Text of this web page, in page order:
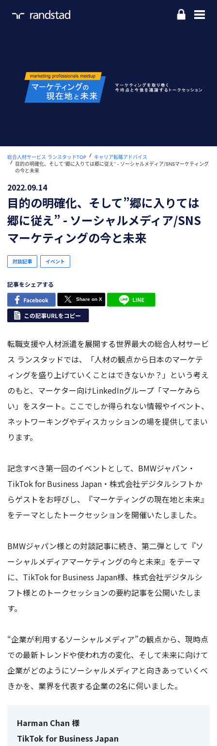
Home
ランスタッドについて
採用情報
総合人材サービス ランスタッドTOP
キャリア転職アドバイス
目的の明確化、そして”郷に入りては郷に従え” - ソーシャルメディア/SNSマーケティング
の今と未来
2022.09.14
目的の明確化、そして”郷に入りては
郷に従え” - ソーシャルメディア/SNS
マーケティングの今と未来
対談記事 イベント
記事をシェアする
転職支援や人材派遣を展開する世界最大の総合人材サービ
ス ランスタッドでは、「人材の観点から日本のマーケテ
ィングを盛り上げていくことはできないか？」という考え
のもと、マーケター向けLinkedInグループ「マーケみら
い」をスタート。ここでしか得られない情報やイベント、
ネットワーキングやディスカッションの場を提供してまい
ります。
記念すべき第一回のイベントとして、BMWジャパン・
TikTokfor Business Japan・株式会社デジタルシフトか
らゲストをお呼びし、『マーケティングの現在地と未来』
をテーマとしたトークセッションを開催いたしました。
BMWジャパン様との対談記事に続き、第二弾として『ソ
ーシャルメディアマーケティングの今と未来』をテーマ
に、TikTok for Business Japan様、株式会社デジタルシ
フト様とのトークセッションの要約記事を公開いたしま
す。
“企業が利用するソーシャルメディア”の観点から、現時点
での最新トレンドや使われ方の変化、そして未来に向けて
企業がどのようにソーシャルメディアと向きあっていくべ
きかを、業界を代表する企業の2名に伺いました。
Harman Chan 様
TikTok for Business Japan